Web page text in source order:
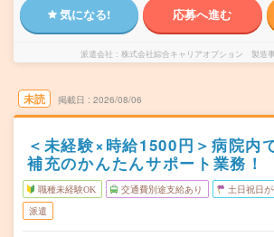
気になる! 応募へ進む
派遣会社 株式会社綜合キャリアオプション 製造事
未読 掲載日 2026/08/06
＜未経験×時給1500円＞病院内
補充のかんたんサポート業務！
職種未経験OK 交通費別途支給あり 土日祝日
派遣